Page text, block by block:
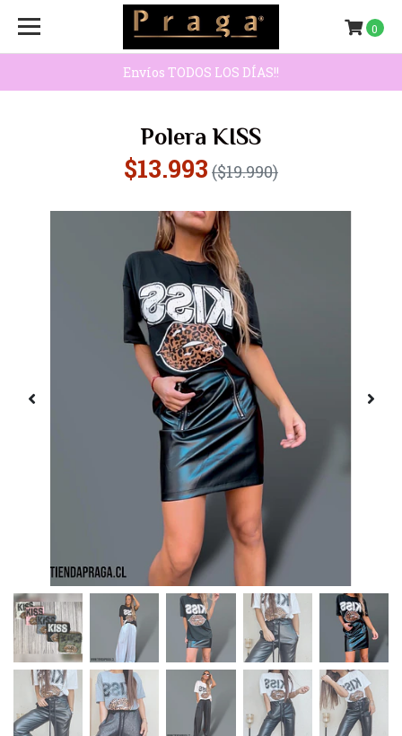
Envíos TODOS LOS DÍAS!!
0
Polera KISS
$13.993 ($19.990)